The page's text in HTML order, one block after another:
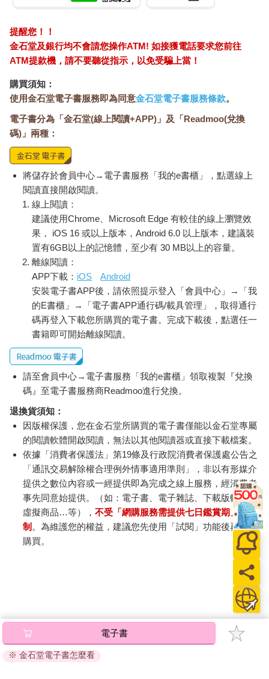
提醒您！！
金石堂及銀行均不會請您操作ATM! 如接獲電話要求您前往
ATM提款機，請不要聽從指示，以免受騙上當！
購買須知：
使用金石堂電子書服務即為同意金石堂電子書服務條款。
電子書分為「金石堂(線上閱讀+APP)」及「Readmoo(兌換
碼)」兩種：
將儲存於會員中心→電子書服務「我的e書櫃」，點選線上
閱讀直接開啟閱讀。
線上閱讀：
建議使用Chrome、Microsoft Edge 有較佳的線上瀏覽效
果， iOS 16 或以上版本，Android 6.0 以上版本，建議裝
置有6GB以上的記憶體，至少有 30 MB以上的容量。
離線閱讀：
APP下載： iOS
Android
安裝電子書APP後，請依照提示登入「會員中心」→「我
的E書櫃」→「電子書APP通行碼/載具管理」，取得通行
碼再登入下載您所購買的電子書。完成下載後，點選任一
書籍即可開始離線閱讀。
請至會員中心→電子書服務「我的e書櫃」領取複製『兌換
碼』至電子書服務商Readmoo進行兌換。
退換貨須知：
因版權保護，您在金石堂所購買的電子書僅能以金石堂專屬
的閱讀軟體開啟閱讀，無法以其他閱讀器或直接下載檔案。
依據「消費者保護法」第19條及行政院消費者保護處公告之
「通訊交易解除權合理例外情事適用準則」，非以有形媒介
提供之數位內容或一經提供即為完成之線上服務，經消費者
事先同意始提供。（如：電子書、電子雜誌、下載版軟體、
虛擬商品…等），不受「網購服務需提供七日鑑賞期」的限
制 。為維護您的權益，建議您先使用「試閱」功能後再付款
購買。
電子書
※ 金石堂電子書怎麼看